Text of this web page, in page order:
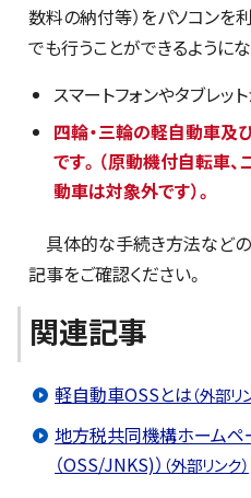
数料の納付等）をパソコンを
でも行うことができるようにな
スマートフォンやタブレッ
四輪・三輪の軽自動車及
です。（原動機付自転車
動車は対象外です）。
具体的な手続き方法など
記事をご確認ください。
関連記事
軽自動車OSSとは（外部リ
地方税共同機構ホームペ
（OSS/JNKS)） （外部リンク）